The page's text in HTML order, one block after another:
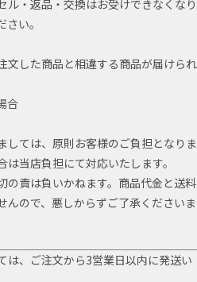
ル・返品・交換はお受けできなくなり
い。
文した商品と相違する商品が届けられ
合
しては、原則お客様のご負担となりま
当店負担にて対応いたします。
の責は負いかねます。商品代金と送料
んので、悪しからずご了承くださいま
は、ご注文から3営業日以内に発送い